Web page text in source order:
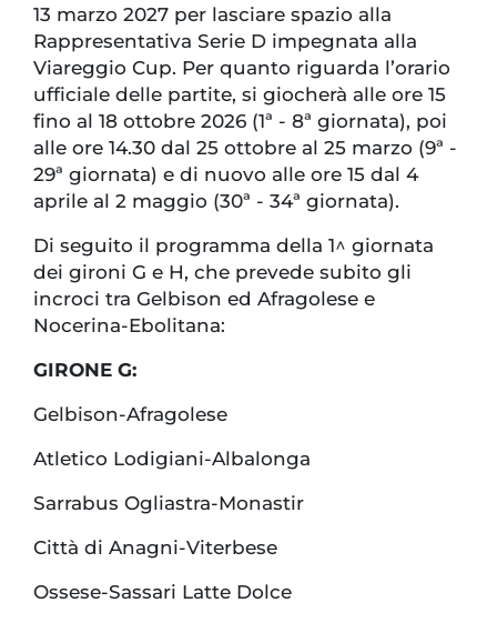
13 marzo 2027 per lasciare spazio alla
Rappresentativa Serie D impegnata alla
Viareggio Cup. Per quanto riguarda l’orario
ufficiale delle partite, si giocherà alle ore 15
fino al 18 ottobre 2026 (1ª - 8ª giornata), poi
alle ore 14.30 dal 25 ottobre al 25 marzo (9ª -
29ª giornata) e di nuovo alle ore 15 dal 4
aprile al 2 maggio (30ª - 34ª giornata).
Di seguito il programma della 1^ giornata
dei gironi G e H, che prevede subito gli
incroci tra Gelbison ed Afragolese e
Nocerina-Ebolitana:
GIRONE G:
Gelbison-Afragolese
Atletico Lodigiani-Albalonga
Sarrabus Ogliastra-Monastir
Città di Anagni-Viterbese
Ossese-Sassari Latte Dolce